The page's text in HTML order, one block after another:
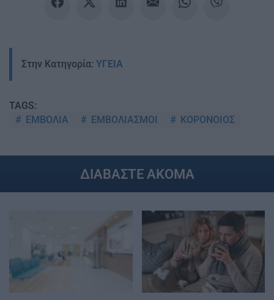
Στην Κατηγορία: ΥΓΕΙΑ
TAGS:
ΕΜΒΟΛΙΑ
ΕΜΒΟΛΙΑΣΜΟΙ ΚΟΡΟΝΟΙΟΣ
ΔΙΑΒΑΣΤΕ ΑΚΟΜΑ